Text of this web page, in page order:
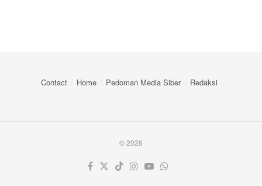
Contact Home Pedoman Media Siber Redaksi
© 2026